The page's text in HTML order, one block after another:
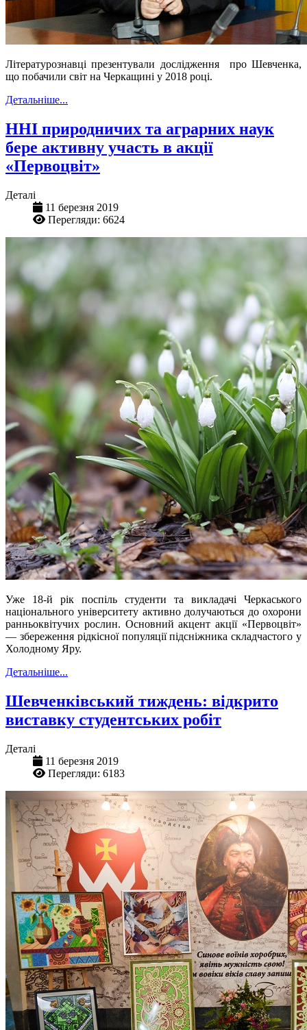
Літературознавці презентували дослідження про Шевченка,
що побачили світ на Черкащині у 2018 році.
Детальніше...
ННІ природничих та аграрних наук
бере активну участь в акції
«Первоцвіт»
Деталі
11 березня 2019
Перегляди: 6624
Уже 18-й рік поспіль студенти та викладачі Черкаського
національного університету активно долучаються до охорони
ранньоквітучих рослин. Основний акцент акції «Первоцвіт»
— збереження рідкісної популяції підсніжника складчастого у
Холодному Яру.
Детальніше...
Шевченківський тиждень: відкрито
виставку студентських робіт
Деталі
11 березня 2019
Перегляди: 6183